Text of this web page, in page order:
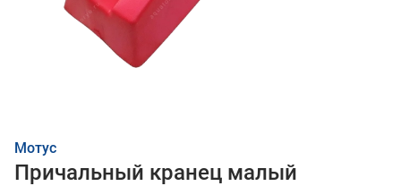
Мотус
Причальный кранец малый